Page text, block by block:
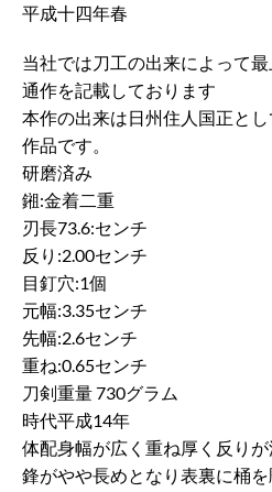
平成十四年春
当社では刀工の出来によって
通作を記載しております
本作の出来は日州住人国正と
作品です。
研磨済み
鎺:金着二重
刃長73.6:センチ
反り:2.00センチ
目釘穴:1個
元幅:3.35センチ
先幅:2.6センチ
重ね:0.65センチ
刀剣重量 730グラム
時代平成14年
体配身幅が広く重ね厚く反りが
鋒がやや長めとなり表裏に桶を